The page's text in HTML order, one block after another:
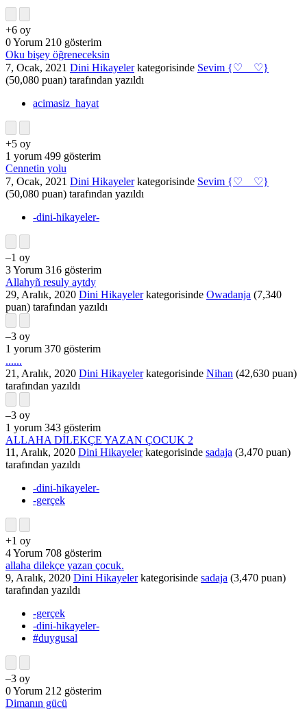
+6 oy
0Yorum 210 gösterim
Oku bişey öğreneceksin
7, Ocak, 2021 Dini Hikayelerkategorisinde Sevim {♡__♡}
(50,080 puan) tarafından yazıldı
acimasiz_hayat
+5 oy
1 yorum 499 gösterim
Cennetin yolu
7, Ocak, 2021 Dini Hikayelerkategorisinde Sevim {♡__♡}
(50,080 puan) tarafından yazıldı
-dini-hikayeler-
–1 oy
3Yorum 316 gösterim
Allahyñ resuly aytdy
29, Aralık, 2020 Dini Hikayelerkategorisinde Owadanja (7,340
puan) tarafından yazıldı
–3 oy
1 yorum 370 gösterim
......
21, Aralık, 2020 Dini Hikayelerkategorisinde Nihan (42,630 puan)
tarafından yazıldı
–3 oy
1 yorum 343 gösterim
ALLAHA DİLEKÇE YAZAN ÇOCUK 2
11, Aralık, 2020 Dini Hikayelerkategorisinde sadaja (3,470 puan)
tarafından yazıldı
-dini-hikayeler-
-gerçek
+1 oy
4Yorum 708 gösterim
allaha dilekçe yazan çocuk.
9, Aralık, 2020 Dini Hikayelerkategorisinde sadaja (3,470 puan)
tarafından yazıldı
-gerçek
-dini-hikayeler-
#duygusal
–3 oy
0Yorum 212 gösterim
Dimanın gücü